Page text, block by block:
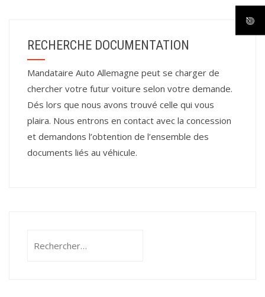
RECHERCHE DOCUMENTATION
Mandataire Auto Allemagne peut se charger de
chercher votre futur voiture selon votre demande.
Dés lors que nous avons trouvé celle qui vous
plaira. Nous entrons en contact avec la concession
et demandons l’obtention de l’ensemble des
documents liés au véhicule.